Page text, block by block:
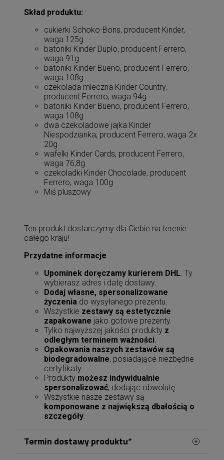
Skład produktu:
cukierki Schoko-Bons, producent Kinder,
waga 125g
batoniki Kinder Duplo, producent Ferrero,
waga 91g
batoniki Kinder Bueno, producent Ferrero,
waga 108g
czekolada mleczna Kinder Country,
producent Ferrero, waga 94g
batoniki Kinder Bueno, producent Ferrero,
waga 108g
dwa czekoladowe jajka Kinder
Niespodzianka, producent Ferrero, waga 2x
20g
wafelki Kinder Cards, producent Ferrero,
waga 76,8g
czekoladki Kinder Chocolade, producent
Ferrero, waga 100g
Miś pluszowy
Ten produkt dostarczymy dla Ciebie na terenie
całego kraju!
Przydatne informacje
Upominek doręczamy kurierem DHL. Ty
wybierasz adres i datę dostawy.
Dodaj własne, spersonalizowane
życzenia do wysyłanego prezentu.
Wszystkie zestawy są estetycznie
zapakowane jako gotowe prezenty.
Tylko najwyższej jakości produkty z
odległym terminem ważności.
Opakowania naszych zestawów są
biodegradowalne, posiadające niezbędne
certyfikaty.
Produkty możesz indywidualnie
spersonalizować, dodając obwolutę.
Wszystkie nasze zestawy są
komponowane z największą dbałością o
szczegóły.
Termin dostawy produktu*